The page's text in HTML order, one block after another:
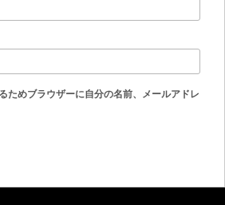
ためブラウザーに自分の名前、メールアドレ